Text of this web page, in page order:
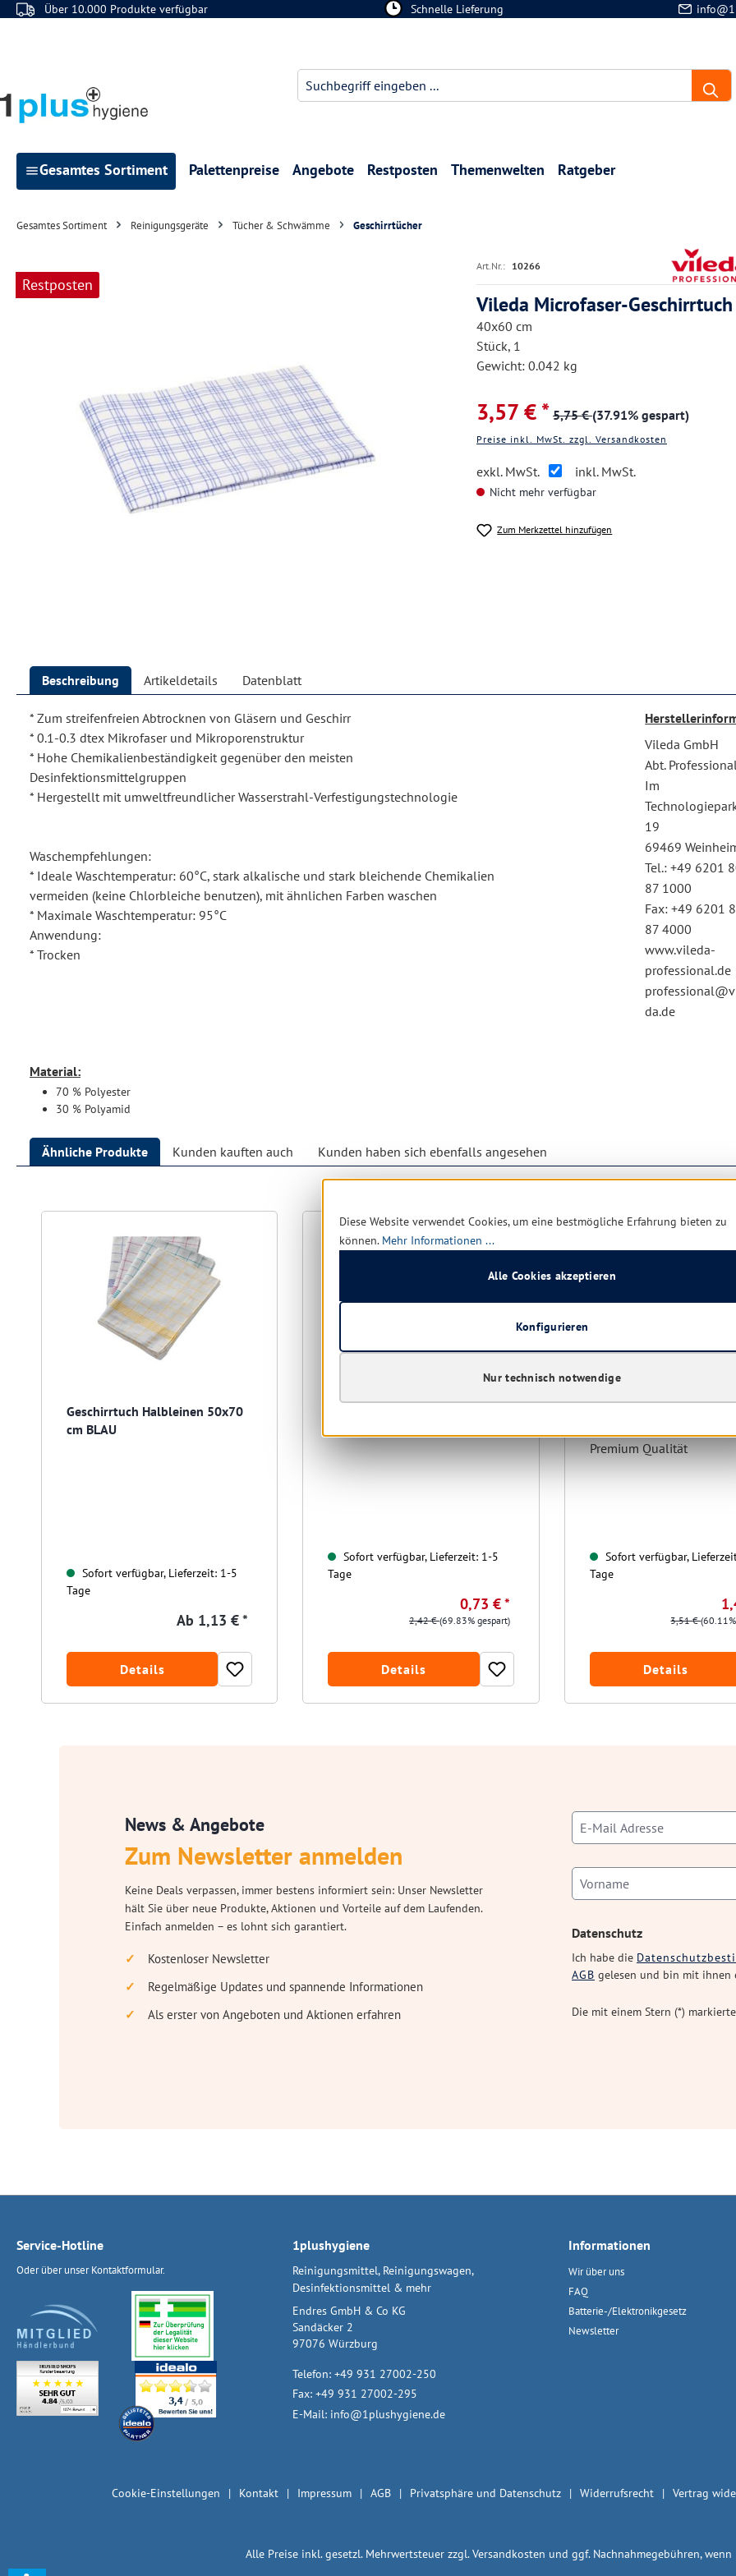
Hauptinhalt springen
Zur Suche springen
Zur Hauptnavigation springen
Über 10.000 Produkte verfügbar Schnelle Lieferung
Gesamtes Sortiment Palettenpreise Angebote Restposten Themenwelten Ratgeber
Gesamtes Sortiment Reinigungsgeräte Tücher & Schwämme Geschirrtücher
Restposten
Bildergalerie überspringen Art.Nr.: 10266
Vileda Microfaser-Geschirrtuch
40x60 cm
Stück, 1
Gewicht: 0.042 kg
3,57 € * 5,75 €(37.91% gespart)
Preise inkl. MwSt. zzgl. Versandkosten
exkl. MwSt. inkl. MwSt.
Nicht mehr verfügbar
Zum Merkzettel hinzufügen
Beschreibung Artikeldetails Datenblatt
* Zum streifenfreien Abtrocknen von Gläsern und Geschirr
* 0.1-0.3 dtex Mikrofaser und Mikroporenstruktur
* Hohe Chemikalienbeständigkeit gegenüber den meisten
Desinfektionsmittelgruppen
* Hergestellt mit umweltfreundlicher Wasserstrahl-Verfestigungstechnologie
Waschempfehlungen:
* Ideale Waschtemperatur: 60°C, stark alkalische und stark bleichende Chemikalien
vermeiden (keine Chlorbleiche benutzen), mit ähnlichen Farben waschen
* Maximale Waschtemperatur: 95°C
Anwendung:
* Trocken
Vileda GmbH
Abt.
Im
19
69469
Tel.: +49 6201
87 1000
Fax: +49 6201
87 4000
www.vileda-
professional.de
da.de
Material:
70 % Polyester
30 % Polyamid
Ähnliche Produkte Kunden kauften auch Kunden haben sich ebenfalls angesehen
Geschirrtuch Halbleinen 50x70
cm BLAU
Sofort verfügbar, Lieferzeit: 1-5
Tage
Ab 1,13 € *
Details
Sofort verfügbar, Lieferzeit: 1-5
Tage
0,73 € *
2,42 €(69.83% gespart)
Details
Premium Qualität
Sofort verfügbar,
Tage
3,51 €
Details
News & Angebote
Zum Newsletter anmelden
Keine Deals verpassen, immer bestens informiert sein: Unser Newsletter
hält Sie über neue Produkte, Aktionen und Vorteile auf dem Laufenden.
Einfach anmelden – es lohnt sich garantiert.
Kostenloser Newsletter
Regelmäßige Updates und spannende Informationen
Als erster von Angeboten und Aktionen erfahren
Datenschutz
Ich habe die
AGB gelesen und bin mit ihnen
Die mit einem Stern (*)
Service-Hotline
Oder über unserKontaktformular.
1plushygiene
Reinigungsmittel, Reinigungswagen,
Desinfektionsmittel & mehr
Endres GmbH & Co KG
Sandäcker 2
97076 Würzburg
Telefon: +49 931 27002-250
Fax: +49 931 27002-295
E-Mail: info@1plushygiene.de
Informationen
Wir über uns
FAQ
Batterie-/Elektronikgesetz
Newsletter
Cookie-Einstellungen Kontakt Impressum AGB Privatsphäre und Datenschutz Widerrufsrecht Vertrag
Alle Preise inkl. gesetzl. Mehrwertsteuer zzgl.Versandkosten und ggf. Nachnahmegebühren,
Diese Website verwendet Cookies, um eine bestmögliche Erfahrung bieten zu
können. Mehr Informationen ...
Nur technisch notwendige
Konfigurieren
Alle Cookies akzeptieren